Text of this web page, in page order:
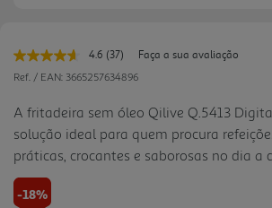
4.6 Leu
37
Link
para
a
mesma
página.
(37)
Faça a sua avaliação
Ref. / EAN: 3665257634896
A fritadeira sem óleo Qilive Q.5413
solução ideal para quem procura
práticas, crocantes e saborosas no dia a
capacidade de 5.7 litros e potência de
adapta-se bem à preparação de porções
-18%